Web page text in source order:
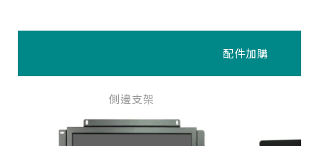
配件加購
側邊支架